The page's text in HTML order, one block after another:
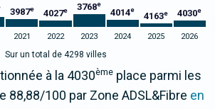
3987e 4027e 3768e
4014e
4163e 4030e
2021 2022 2023 2024 2025 2026
Sur un total de 4298 villes
à la 4030ème place parmi les
88,88/100 par Zone ADSL&Fibre en